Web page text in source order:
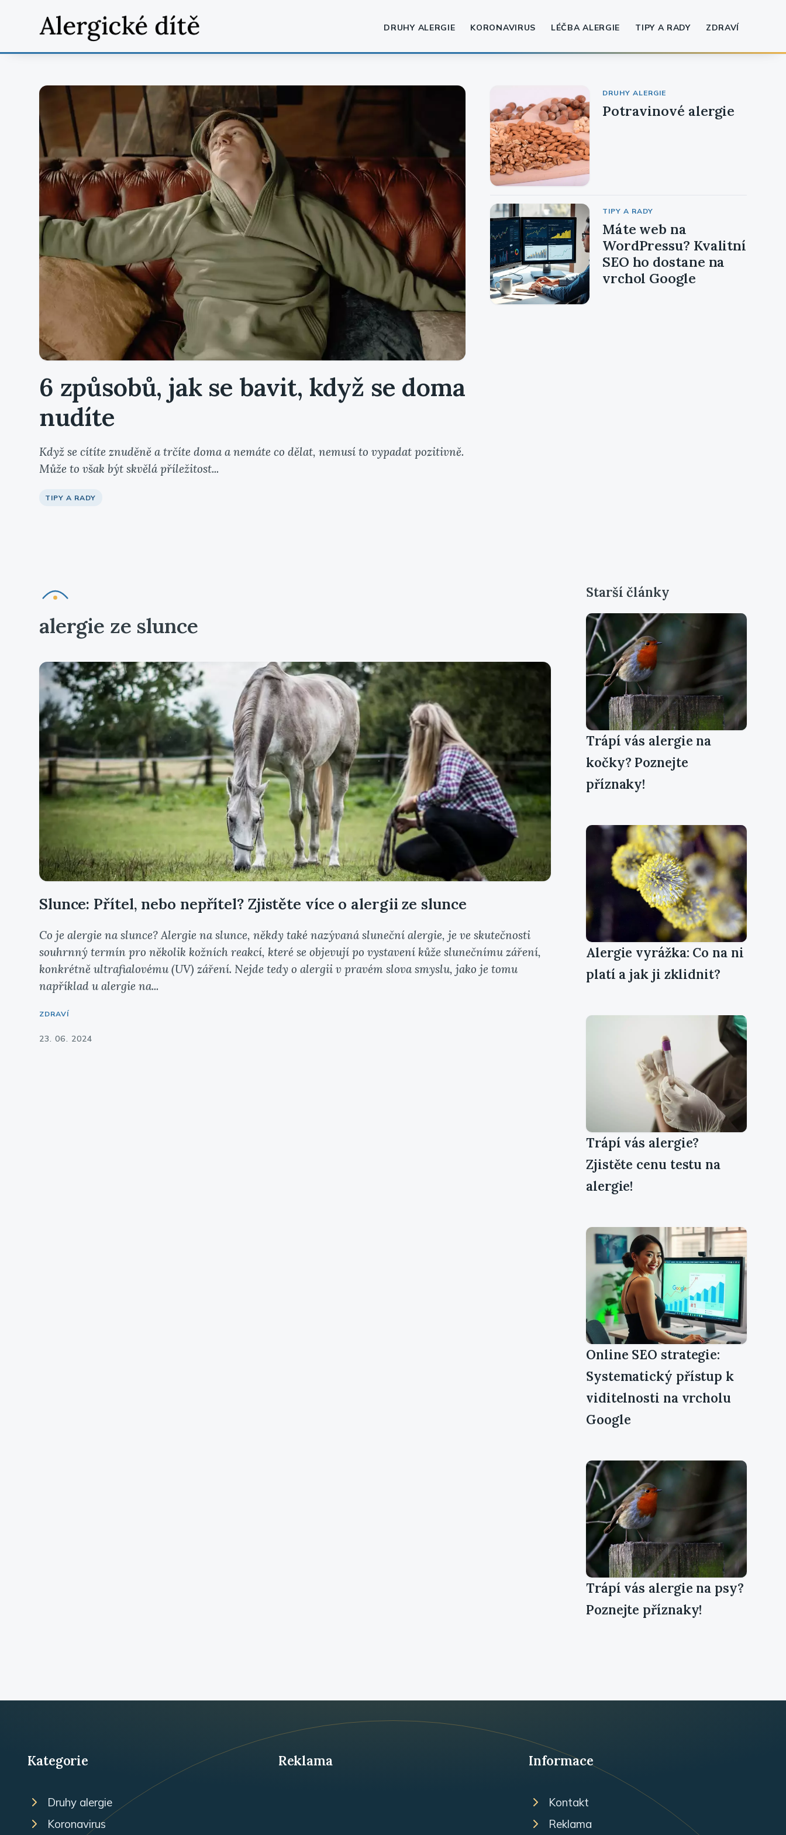
DRUHY ALERGIE KORONAVIRUS LÉČBA ALERGIE TIPY A RADY ZDRAVÍ
6 způsobů, jak se bavit, když se doma
nudíte
Když se cítíte znuděně a trčíte doma a nemáte co dělat, nemusí to vypadat pozitivně.
Může to však být skvělá příležitost...
TIPY A RADY
Potravinové alergie
DRUHY ALERGIE
Máte web na
WordPressu? Kvalitní
SEO ho dostane na
vrchol Google
TIPY A RADY
alergie ze slunce
Slunce: Přítel, nebo nepřítel? Zjistěte více o alergii ze slunce
Co je alergie na slunce? Alergie na slunce, někdy také nazývaná sluneční alergie, je ve skutečnosti
souhrnný termín pro několik kožních reakcí, které se objevují po vystavení kůže slunečnímu záření,
konkrétně ultrafialovému (UV) záření. Nejde tedy o alergii v pravém slova smyslu, jako je tomu
například u alergie na...
ZDRAVÍ
23. 06. 2024
Starší články
Trápí vás alergie na
kočky? Poznejte
příznaky!
Alergie vyrážka: Co na ni
platí a jak ji zklidnit?
Trápí vás alergie?
Zjistěte cenu testu na
alergie!
Online SEO strategie:
Systematický přístup k
viditelnosti na vrcholu
Google
Trápí vás alergie na psy?
Poznejte příznaky!
Kategorie
Druhy alergie
Koronavirus
Reklama Informace
Kontakt
Reklama